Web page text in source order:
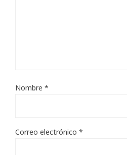
Nombre *
Correo electrónico *